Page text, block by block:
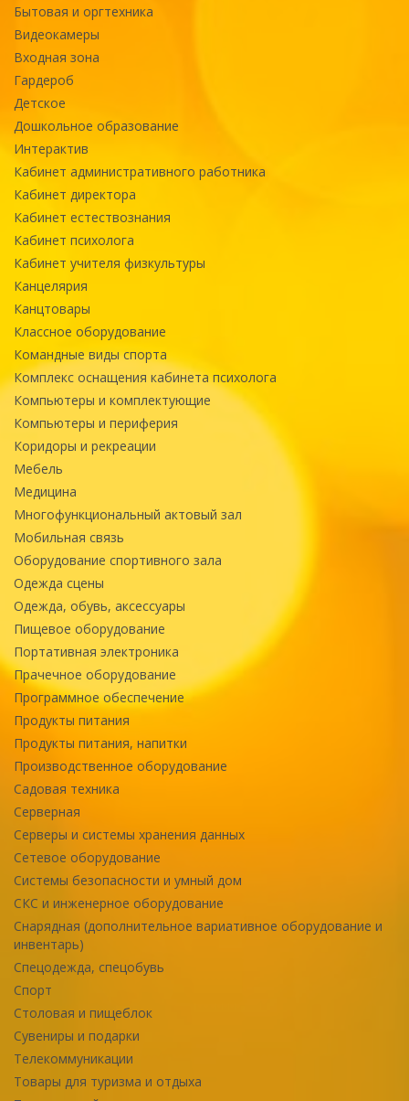
Бытовая и оргтехника
Видеокамеры
Входная зона
Гардероб
Детское
Дошкольное образование
Интерактив
Кабинет административного работника
Кабинет директора
Кабинет естествознания
Кабинет психолога
Кабинет учителя физкультуры
Канцелярия
Канцтовары
Классное оборудование
Командные виды спорта
Комплекс оснащения кабинета психолога
Компьютеры и комплектующие
Компьютеры и периферия
Коридоры и рекреации
Мебель
Медицина
Многофункциональный актовый зал
Мобильная связь
Оборудование спортивного зала
Одежда сцены
Одежда, обувь, аксессуары
Пищевое оборудование
Портативная электроника
Прачечное оборудование
Программное обеспечение
Продукты питания
Продукты питания, напитки
Производственное оборудование
Садовая техника
Серверная
Серверы и системы хранения данных
Сетевое оборудование
Системы безопасности и умный дом
СКС и инженерное оборудование
Снарядная (дополнительное вариативное оборудование и
инвентарь)
Спецодежда, спецобувь
Спорт
Столовая и пищеблок
Сувениры и подарки
Телекоммуникации
Товары для туризма и отдыха